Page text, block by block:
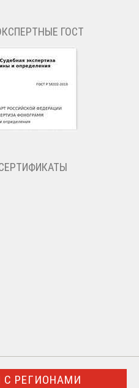
ГОСТ
РЕГИОНАМИ